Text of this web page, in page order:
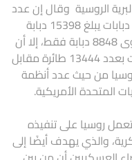
الروسية وقال إن عدد
ما تمتلكه القوات البرية الروسية من دبابات يبلغ 15398 دبابة
في حين أن أمريكا لا تمتلك منها سوى 8848 دبابة فقط، إلا أن
أمريكا تتفوق فيما يتعلق بالمقاتلات بعدد 13444 طائرة مقابل
روسيا من حيث عدد أنظمة
المتحدة الأمريكية.
تعمل روسيا على تنفيذه
العسكرية، والذي يهدف أيضًا إلى